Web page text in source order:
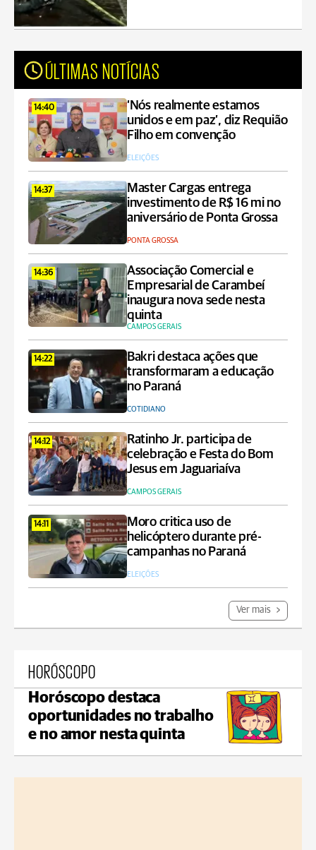
ÚLTIMAS NOTÍCIAS
14:40
‘Nós realmente estamos
unidos e em paz’, diz Requião
Filho em convenção
ELEIÇÕES
14:37
Master Cargas entrega
investimento de R$ 16 mi no
aniversário de Ponta Grossa
PONTA GROSSA
14:36
Associação Comercial e
Empresarial de Carambeí
inaugura nova sede nesta
quinta
CAMPOS GERAIS
14:22
Bakri destaca ações que
transformaram a educação
no Paraná
COTIDIANO
14:12
Ratinho Jr. participa de
celebração e Festa do Bom
Jesus em Jaguariaíva
CAMPOS GERAIS
14:11
Moro critica uso de
helicóptero durante pré-
campanhas no Paraná
ELEIÇÕES
Ver mais
HORÓSCOPO
Horóscopo destaca
oportunidades no trabalho
e no amor nesta quinta